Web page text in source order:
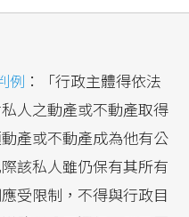
例 ：「行政主體得依法
人之動產或不動產取得
產或不動產成為他有公
該私人雖仍保有其所有
受限制，不得與行政目